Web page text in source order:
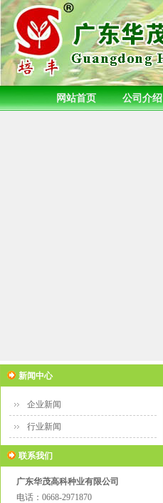
网站首页 公司介绍
新闻中心
企业新闻
行业新闻
联系我们
广东华茂高科种业有限公司
电话：0668-2971870